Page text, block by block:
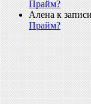
Прайм?
Алена к записи
Прайм?